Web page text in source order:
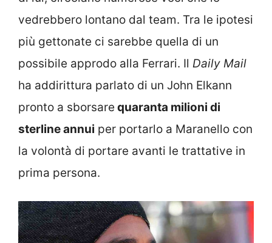
vedrebbero lontano dal team. Tra le ipotesi
più gettonate ci sarebbe quella di un
possibile approdo alla Ferrari. Il Daily Mail
ha addirittura parlato di un John Elkann
pronto a sborsare quaranta milioni di
sterline annui per portarlo a Maranello con
la volontà di portare avanti le trattative in
prima persona.